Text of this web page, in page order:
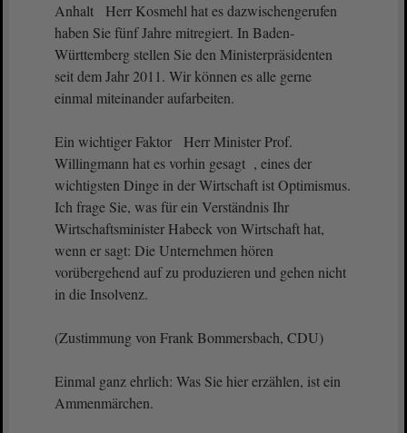
Anhalt Herr Kosmehl hat es dazwischengerufen
haben Sie fünf Jahre mitregiert. In Baden-
Württemberg stellen Sie den Ministerpräsidenten
seit dem Jahr 2011. Wir können es alle gerne
einmal miteinander aufarbeiten.
Ein wichtiger Faktor Herr Minister Prof.
Willingmann hat es vorhin gesagt , eines der
wichtigsten Dinge in der Wirtschaft ist Optimismus.
Ich frage Sie, was für ein Verständnis Ihr
Wirtschaftsminister Habeck von Wirtschaft hat,
wenn er sagt: Die Unternehmen hören
vorübergehend auf zu produzieren und gehen nicht
in die Insolvenz.
(Zustimmung von Frank Bommersbach, CDU)
Einmal ganz ehrlich: Was Sie hier erzählen, ist ein
Ammenmärchen.